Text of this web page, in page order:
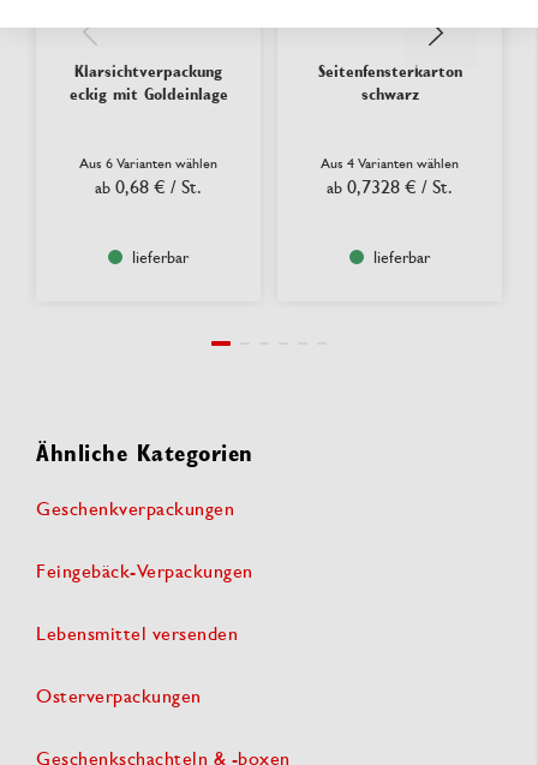
Klarsichtverpackung
eckig mit Goldeinlage
Aus 6 Varianten wählen
ab 0,68 € / St.
lieferbar
Seitenfensterkarton
schwarz
Aus 4 Varianten wählen
ab 0,7328 € / St.
lieferbar
Ähnliche Kategorien
Geschenkverpackungen
Feingebäck-Verpackungen
Lebensmittel versenden
Osterverpackungen
Geschenkschachteln & -boxen